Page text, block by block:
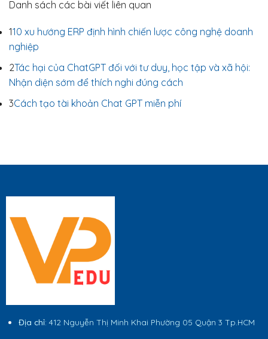
Danh sách các bài viết liên quan
110 xu hướng ERP định hình chiến lược công nghệ doanh
nghiệp
2Tác hại của ChatGPT đối với tư duy, học tập và xã hội:
Nhận diện sớm để thích nghi đúng cách
3Cách tạo tài khoản Chat GPT miễn phí
Địa chỉ: 412 Nguyễn Thị Minh Khai Phường 05 Quận 3 Tp.HCM